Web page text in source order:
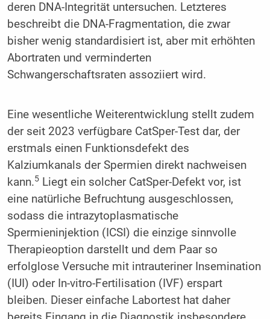
deren DNA-Integrität untersuchen. Letzteres
beschreibt die DNA-Fragmentation, die zwar
bisher wenig standardisiert ist, aber mit erhöhten
Abortraten und verminderten
Schwangerschaftsraten assoziiert wird.
Eine wesentliche Weiterentwicklung stellt zudem
der seit 2023 verfügbare CatSper-Test dar, der
erstmals einen Funktionsdefekt des
Kalziumkanals der Spermien direkt nachweisen
kann.5Liegt ein solcher CatSper-Defekt vor, ist
eine natürliche Befruchtung ausgeschlossen,
sodass die intrazytoplasmatische
Spermieninjektion (ICSI) die einzige sinnvolle
Therapieoption darstellt und dem Paar so
erfolglose Versuche mit intrauteriner Insemination
(IUI) oder In-vitro-Fertilisation (IVF) erspart
bleiben. Dieser einfache Labortest hat daher